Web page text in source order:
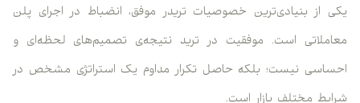
یکی از بنیادی‌ترین خصوصیات تریدر موفق، انضباط در اجرای پلن
معاملاتی است. موفقیت در ترید نتیجه‌ی تصمیم‌های لحظه‌ای و
احساسی نیست؛ بلکه حاصل تکرار مداوم یک استراتژی مشخص در
شرایط مختلف بازار است.